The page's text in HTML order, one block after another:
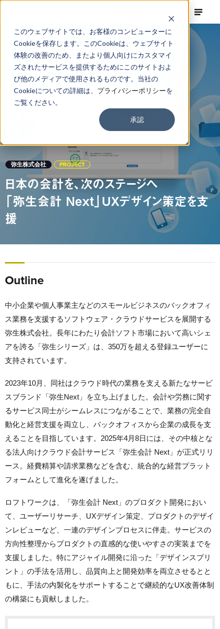
このウェブサイトでは、お客様のコンピューターに
Cookieを保存します。このCookieは、ウェブサイト
体験の改善のため、またより個人向けにカスタマイ
ズされたサービスを提供するためにこのサイトおよ
び他のメディアで使用されるものです。当社の
Cookieについての詳細は、 プライバシーポリシーを
ご覧ください。
承認
弥生株式会社 PROJECT
日本の会計を、次のステージへ
「弥生会計 Next」UXデザイン策定を支
援
Outline
中小企業や個人事業主などのスモールビジネスのバックオフィ
ス業務を支援するソフトウェア・クラウドサービスを展開する
弥生株式会社。長年にわたり会計ソフト市場において高いシェ
アを誇る「弥生シリーズ」は、350万を超える登録ユーザーに
支持されています。
2023年10月、同社はクラウド時代の業務を支える新たなサービ
スブランド「弥生Next」を立ち上げました。会計や労務に関す
るサービス同士がシームレスにつながることで、業務の完全自
動化と経営支援を両立し、バックオフィスから企業の成長を支
えることを目指しています。2025年4月8日には、その中核とな
る法人向けクラウド会計サービス「弥生会計 Next」が正式リリ
ース。経費精算や請求業務などを含む、統合的な経営プラット
フォームとして進化を遂げました。
ロフトワークは、「弥生会計 Next」のプロダクト開発におい
て、ユーザーリサーチ、UXデザイン策定、プロダクトのデザイ
ンレビューなど、一連のデザインプロセスに伴走。サービスの
方向性整理からプロダクトの直感的な使いやすさの実装までを
支援しました。特にアジャイル開発に沿った「デザインスプリ
ント」の手法を活用し、品質向上と開発効率を両立させるとと
もに、手法の内製化をサポートすることで継続的なUX改善体制
の構築にも貢献しました。